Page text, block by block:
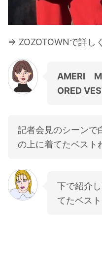
⇒ ZOZOTOWNで詳し
AMERI
ORED
記者会見のシーンで
の上に着てたベスト
下で紹介
てたベス